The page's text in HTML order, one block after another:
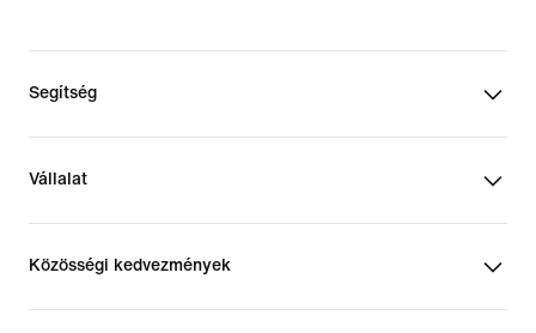
Segítség
Vállalat
Közösségi kedvezmények